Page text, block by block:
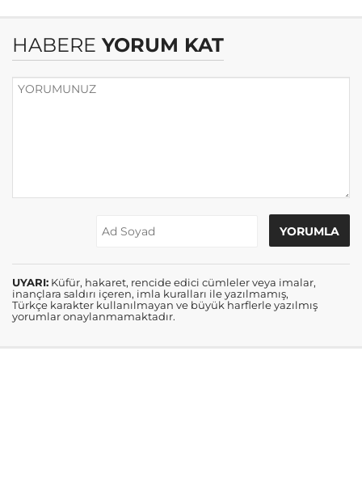
HABERE YORUM KAT
UYARI: Küfür, hakaret, rencide edici cümleler veya imalar,
inançlara saldırı içeren, imla kuralları ile yazılmamış,
Türkçe karakter kullanılmayan ve büyük harflerle yazılmış
yorumlar onaylanmamaktadır.